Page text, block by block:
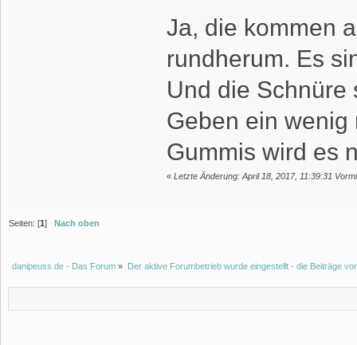
Ja, die kommen
rundherum. Es
Und die Schnüre
Geben ein wenig
Gummis wird es
« Letzte Änderung: April 18, 2017, 11:39:31
Seiten: [1] Nach oben
danipeuss.de - Das Forum » Der aktive Forumbetrieb wurde eingestellt - die Beiträge